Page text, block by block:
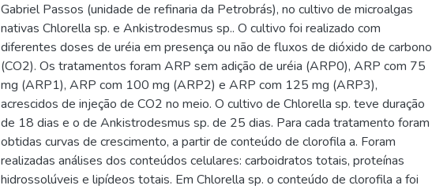
Gabriel Passos (unidade de refinaria da Petrobrás), no cultivo de microalgas
nativas Chlorella sp. e Ankistrodesmus sp.. O cultivo foi realizado com
diferentes doses de uréia em presença ou não de fluxos de dióxido de carbono
(CO2). Os tratamentos foram ARP sem adição de uréia (ARP0), ARP com 75
mg (ARP1), ARP com 100 mg (ARP2) e ARP com 125 mg (ARP3),
acrescidos de injeção de CO2 no meio. O cultivo de Chlorella sp. teve duração
de 18 dias e o de Ankistrodesmus sp. de 25 dias. Para cada tratamento foram
obtidas curvas de crescimento, a partir de conteúdo de clorofila a. Foram
realizadas análises dos conteúdos celulares: carboidratos totais, proteínas
hidrossolúveis e lipídeos totais. Em Chlorella sp. o conteúdo de clorofila a foi